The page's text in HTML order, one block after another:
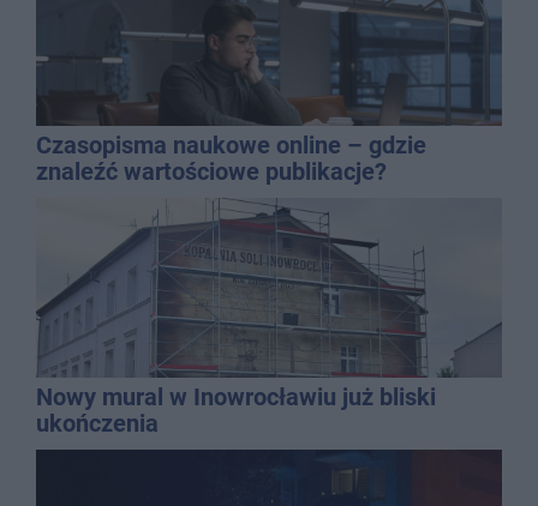
Czasopisma naukowe online – gdzie
znaleźć wartościowe publikacje?
Nowy mural w Inowrocławiu już bliski
ukończenia